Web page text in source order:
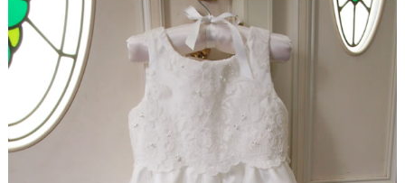
【ドレスリメイク】ふわふわ巻きバラのベビードレ
ス
【ドレスリメイク】ストライプスカートのベビード
レス
【ドレスリメイク】フラワーモチーフのポーチ＆ク
ッションカバー